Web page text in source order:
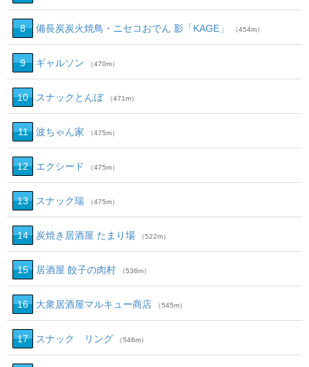
8 備長炭炭火焼鳥・ニセコおでん 影「KAGE」 （454m）
9 ギャルソン （470m）
10 スナックとんぼ （471m）
11 波ちゃん家 （475m）
12 エクシード （475m）
13 スナック瑞 （475m）
14 炭焼き居酒屋 たまり場 （522m）
15 居酒屋 餃子の肉村 （536m）
16 大衆居酒屋マルキュー商店 （545m）
17 スナック リング （546m）